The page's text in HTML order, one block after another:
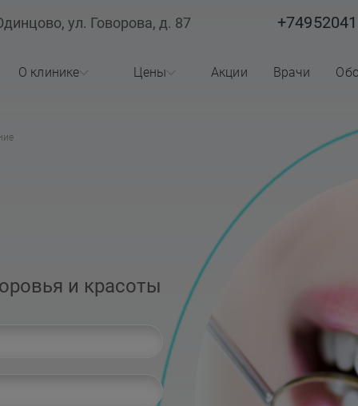
ул. Говорова, д. 87
О клинике
Вопросы ответы
Цены Акции Врачи
и красоты